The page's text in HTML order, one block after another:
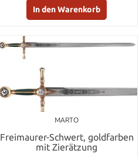
In den Warenkorb
MARTO
Freimaurer-Schwert, goldfarben
mit Zierätzung